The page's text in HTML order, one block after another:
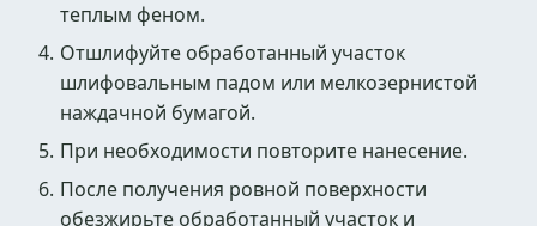
теплым феном.
Отшлифуйте обработанный участок
шлифовальным падом или мелкозернистой
наждачной бумагой.
При необходимости повторите нанесение.
После получения ровной поверхности
обезжирьте обработанный участок и